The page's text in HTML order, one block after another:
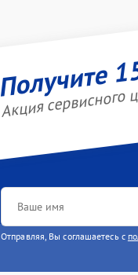
Получите
Акция сервисного
Отправляя, Вы соглашаетесь с